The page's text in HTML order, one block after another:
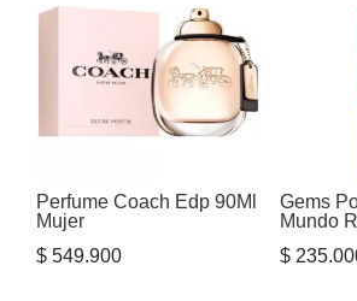
$ 485.900.
Perfume Coach Edp 90Ml
Mujer
$ 549.900
Gems
Mundo
$